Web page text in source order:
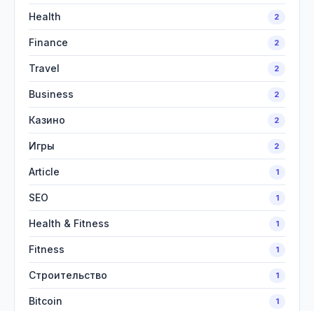
Health 2
Finance 2
Travel 2
Business 2
Казино 2
Игры 2
Article 1
SEO 1
Health & Fitness 1
Fitness 1
Строительство 1
Bitcoin 1